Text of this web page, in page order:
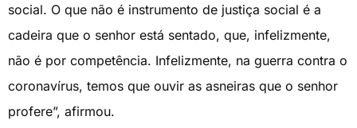
social. O que não é instrumento de justiça social é a
cadeira que o senhor está sentado, que, infelizmente,
não é por competência. Infelizmente, na guerra contra o
coronavírus, temos que ouvir as asneiras que o senhor
profere”, afirmou.